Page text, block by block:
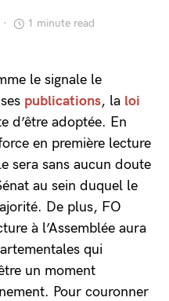
1 minute read
le signale le
publications, la loi
d’être adoptée. En
en première lecture
sera sans aucun doute
au sein duquel le
De plus, FO
à l’Assemblée aura
qui
un moment
Pour couronner